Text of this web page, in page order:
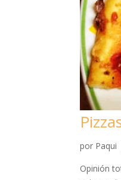
por Paqui
Opinión